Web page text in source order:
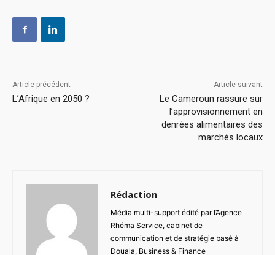
Article précédent
L’Afrique en 2050 ?
Article suivant
Le Cameroun rassure sur
l’approvisionnement en
denrées alimentaires des
marchés locaux
Rédaction
Média multi-support édité par l’Agence
Rhéma Service, cabinet de
communication et de stratégie basé à
Douala, Business & Finance